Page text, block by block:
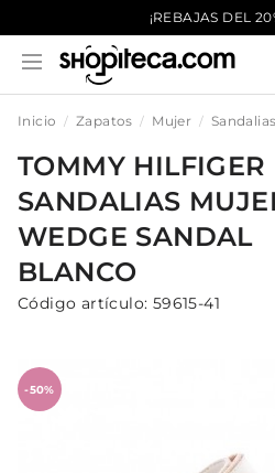
¡REBAJAS DEL
Inicio Zapatos Mujer Sandalias
TOMMY HILFIGER
SANDALIAS
WEDGE SANDAL
BLANCO
Código artículo: 59615-41
-50%